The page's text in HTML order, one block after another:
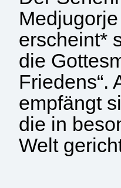
erscheint*
die
Friedens“.
empfängt
die in
Welt